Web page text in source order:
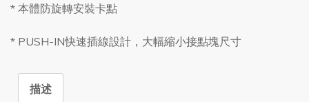
* 本體防旋轉安裝卡點
* PUSH-IN快速插線設計，大幅縮小接點塊尺寸
描述